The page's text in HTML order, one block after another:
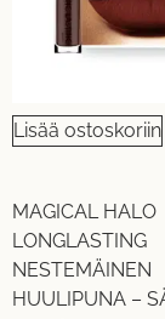
Lisää ostoskoriin
MAGICAL HALO
LONGLASTING
NESTEMÄINEN
HUULIPUNA –